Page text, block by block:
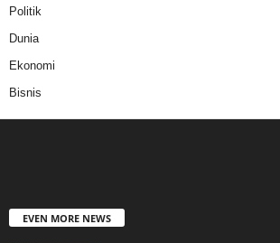
Politik
Dunia
Ekonomi
Bisnis
EVEN MORE NEWS